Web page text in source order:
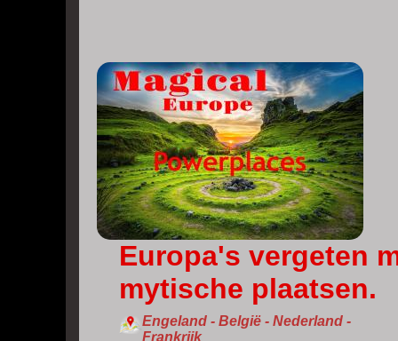
Europa's vergeten
mytische plaatsen.
Engeland - België - Nederland -
Frankrijk